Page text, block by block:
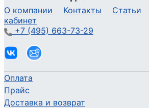
О компании Контакты Статьи
кабинет
+7 (495) 663-73-29
Оплата
Прайс
Доставка и возврат